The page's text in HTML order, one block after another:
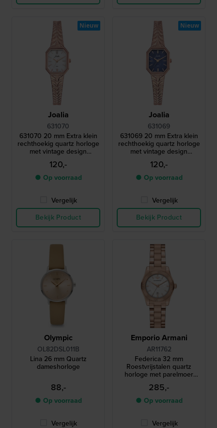
Joalia
631070
631070 20 mm Extra klein
rechthoekig quartz horloge
met vintage design
milanese armband
120,-
● Op voorraad
Vergelijk
Bekijk Product
Nieuw
Joalia
631069
631069 20 mm Extra klein
rechthoekig quartz horloge
met vintage design
milanese armband
120,-
● Op voorraad
Vergelijk
Bekijk Product
Nieuw
Olympic
OL82DSL011B
Lina 26 mm Quartz
dameshorloge
88,-
● Op voorraad
Vergelijk
Emporio Armani
AR11762
Federica 32 mm
Roestvrijstalen quartz
horloge met parelmoer
wijzerplaat, geribbelde
lunette en datum
285,-
● Op voorraad
Vergelijk